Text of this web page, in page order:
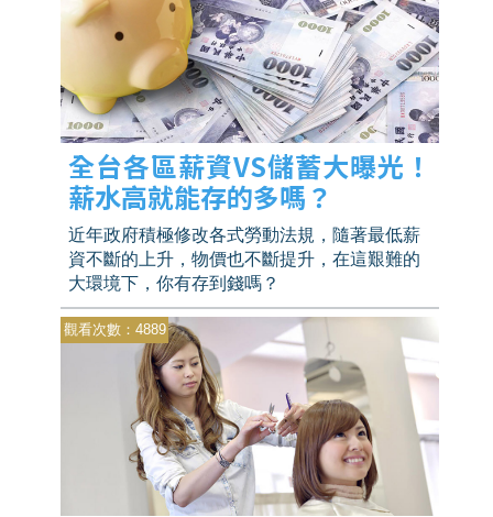
全台各區薪資VS儲蓄大曝光！
薪水高就能存的多嗎？
近年政府積極修改各式勞動法規，隨著最低薪
資不斷的上升，物價也不斷提升，在這艱難的
大環境下，你有存到錢嗎？
觀看次數：4889